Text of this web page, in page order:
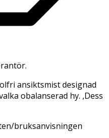
ansiktsmist designad
obalanserad hy. ,Dess
bruksanvisningen